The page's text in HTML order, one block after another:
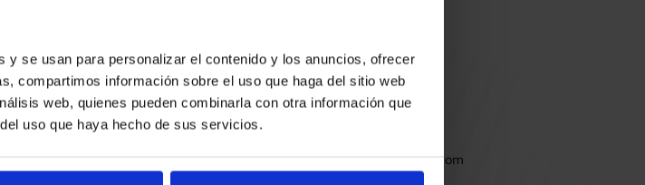
se usan para personalizar el contenido y los anuncios, ofrecer
compartimos información sobre el uso que haga del sitio web
web, quienes pueden combinarla con otra información que
uso que haya hecho de sus servicios.
BAKH
FUNDACIÓN BASKONIA-ALAVÉS
baskonia@baskonia.com